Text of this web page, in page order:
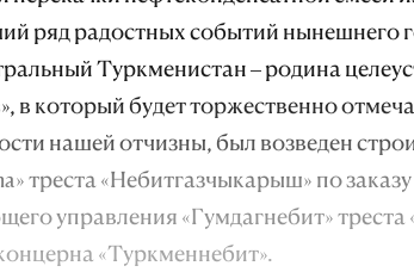
ряд радостных событий нынешнего
Туркменистан – родина
в который будет торжественно
нашей отчизны, был возведен
треста «Небитгазчыкарыш» по заказу
управления «Гумдагнебит»
«Туркменнебит».